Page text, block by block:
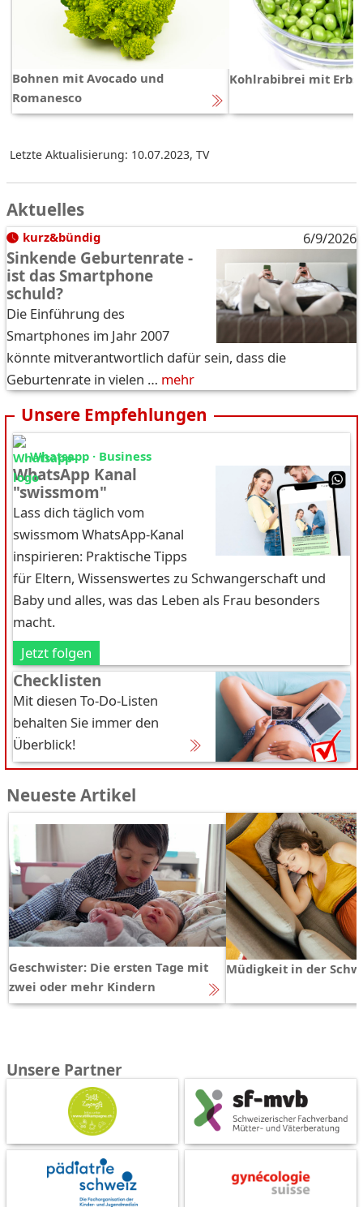
Bohnen mit Avocado und
Romanesco
Kohlrabibrei mit
Letzte Aktualisierung: 10.07.2023, TV
Aktuelles
kurz&bündig 6/9/2026
Sinkende Geburtenrate -
ist das Smartphone
schuld?
Die Einführung des
Smartphones im Jahr 2007
könnte mitverantwortlich dafür sein, dass die
Geburtenrate in vielen … mehr
Unsere Empfehlungen
Whatsapp · Business
WhatsApp Kanal
"swissmom"
Lass dich täglich vom
swissmom WhatsApp-Kanal
inspirieren: Praktische Tipps
für Eltern, Wissenswertes zu Schwangerschaft und
Baby und alles, was das Leben als Frau besonders
macht.
Jetzt folgen
Checklisten
Mit diesen To-Do-Listen
behalten Sie immer den
Überblick!
Neueste Artikel
Geschwister: Die ersten Tage mit
zwei oder mehr Kindern
Müdigkeit in der
Unsere Partner